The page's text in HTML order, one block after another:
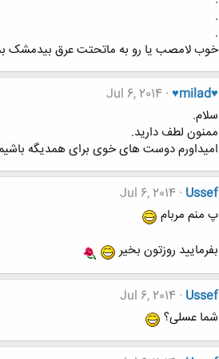
.
.
خوب لامصب یا رو به ماتحتت عرق بیدمشک
♥milad♥
Jul 6, 2014
سلام.
ممنون لطف دارید.
امیداورم دوست های خوی برای همدیگه
Ussef
Jul 6, 2014
پ منم مربام
بفرمایید روزتون بخیر
Ussef
Jul 6, 2014
شما عسلی؟